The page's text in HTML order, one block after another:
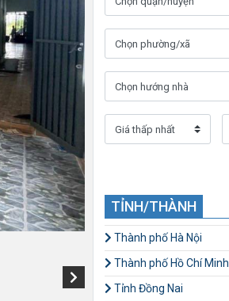
TỈNH/THÀNH
Thành phố Hà Nội
Thành phố Hồ Chí Minh
Tỉnh Đồng Nai